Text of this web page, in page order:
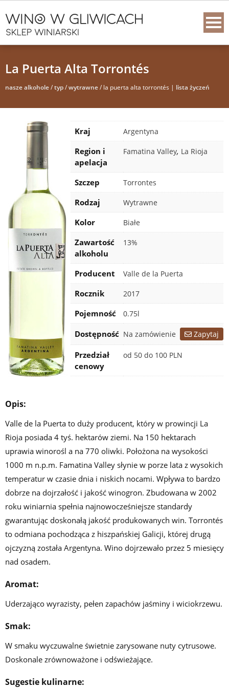
La Puerta Alta Torrontés
nasze alkohole/typ/wytrawne/ la puerta alta torrontés | lista życzeń
Kraj Argentyna
Region i
apelacja
Famatina Valley, La Rioja
Szczep Torrontes
Rodzaj Wytrawne
Kolor Białe
Zawartość
alkoholu
13%
Producent Valle de la Puerta
Rocznik 2017
Pojemność 0.75l
Certyfikaty
Dostępność Na zamówienie Zapytaj
Przedział
cenowy
od 50 do 100 PLN
Opis:
Valle de la Puerta to duży producent, który w prowincji La
Rioja posiada 4 tyś. hektarów ziemi. Na 150 hektarach
uprawia winorośl a na 770 oliwki. Położona na wysokości
1000 m n.p.m. Famatina Valley słynie w porze lata z wysokich
temperatur w czasie dnia i niskich nocami. Wpływa to bardzo
dobrze na dojrzałość i jakość winogron. Zbudowana w 2002
roku winiarnia spełnia najnowocześniejsze standardy
gwarantując doskonałą jakość produkowanych win. Torrontés
to odmiana pochodząca z hiszpańskiej Galicji, której drugą
ojczyzną została Argentyna. Wino dojrzewało przez 5 miesięcy
nad osadem.
Aromat:
Uderzająco wyrazisty, pełen zapachów jaśminy i wiciokrzewu.
Smak:
W smaku wyczuwalne świetnie zarysowane nuty cytrusowe.
Doskonale zrównoważone i odświeżające.
Sugestie kulinarne: